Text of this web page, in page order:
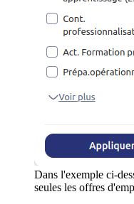
Dans l'exemple ci-
seules les offres